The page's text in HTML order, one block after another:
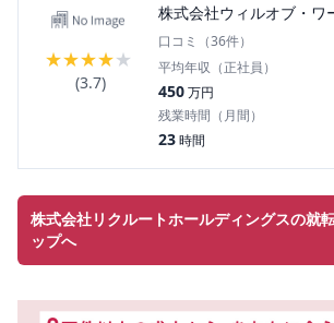
★★★★★
(3.7)
株式会社ウィルオブ・ワ
口コミ（36件）
平均年収（正社員）
450万円
残業時間（月間）
23時間
株式会社リクルートホールディングスの就
ップへ